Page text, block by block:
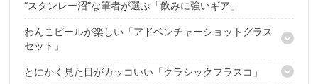
“スタンレー沼”な筆者が選ぶ「飲みに強いギア」
わんこビールが楽しい「アドベンチャーショットグラス
セット」
4つのグラス＋収納ケース
とにかく見た目がカッコいい「クラシックフラスコ」